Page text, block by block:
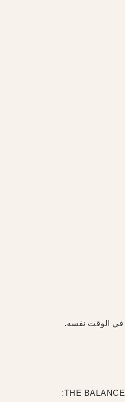
في الوقت نفسه.